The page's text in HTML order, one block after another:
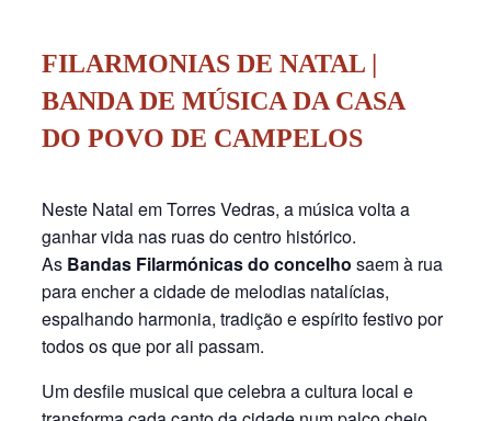
FILARMONIAS DE NATAL |
BANDA DE MÚSICA DA CASA
DO POVO DE CAMPELOS
Neste Natal em Torres Vedras, a música volta a
ganhar vida nas ruas do centro histórico.
As Bandas Filarmónicas do concelho saem à rua
para encher a cidade de melodias natalícias,
espalhando harmonia, tradição e espírito festivo por
todos os que por ali passam.
Um desfile musical que celebra a cultura local e